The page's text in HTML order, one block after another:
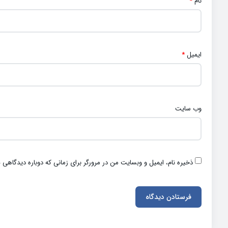
ایمیل*
وب‌ سایت
ذخیره نام، ایمیل و وبسایت من در مرورگر برای زمانی که دوباره